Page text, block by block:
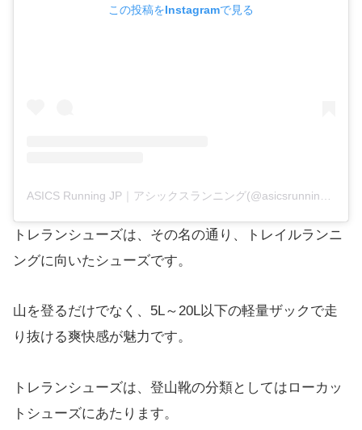
この投稿をInstagramで見る
トレランシューズは、その名の通り、トレイルランニ
ングに向いたシューズです。
山を登るだけでなく、5L～20L以下の軽量ザックで走
り抜ける爽快感が魅力です。
トレランシューズは、登山靴の分類としてはローカッ
トシューズにあたります。